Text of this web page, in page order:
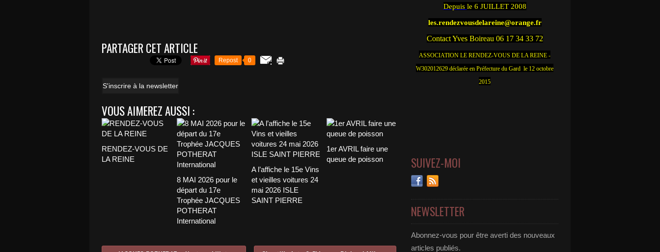
PARTAGER CET ARTICLE
Repost 0
S'inscrire à la newsletter
VOUS AIMEREZ AUSSI :
RENDEZ-VOUS DE
LA REINE
8 MAI 2026 pour le
départ du 17e
Trophée JACQUES
POTHERAT
International
A l’affiche le 15e Vins
et vieilles voitures 24
mai 2026 ISLE
SAINT PIERRE
1er AVRIL faire une
queue de poisson
Depuis le 6 JUILLET 2008
les.rendezvousdelareine@orange.fr
Contact Yves Boireau 06 17 34 33 72
ASSOCIATION LE RENDEZ-VOUS DE LA REINE -
W302012629 déclarée en Préfecture du Gard le 12 octobre
2015
SUIVEZ-MOI
NEWSLETTER
Abonnez-vous pour être averti des nouveaux
articles publiés.